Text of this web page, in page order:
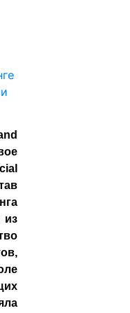
из